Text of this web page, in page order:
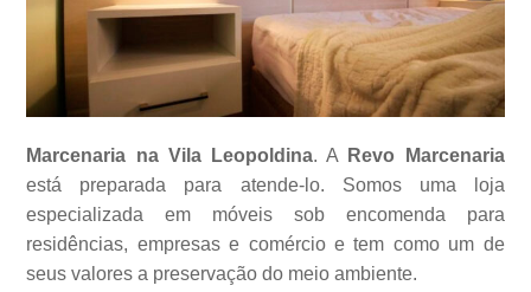
Marcenaria na Vila Leopoldina. A
Revo Marcenaria
está preparada para atende-lo. Somos uma loja
especializada em móveis sob encomenda para
residências, empresas e comércio e tem como um de
seus valores a preservação do meio ambiente.